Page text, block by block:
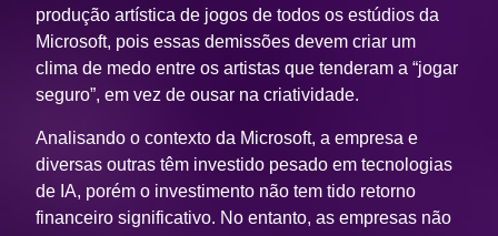
produção artística de jogos de todos os estúdios da
Microsoft, pois essas demissões devem criar um
clima de medo entre os artistas que tenderam a “jogar
seguro”, em vez de ousar na criatividade.
Analisando o contexto da Microsoft, a empresa e
diversas outras têm investido pesado em tecnologias
de IA, porém o investimento não tem tido retorno
financeiro significativo. No entanto, as empresas não